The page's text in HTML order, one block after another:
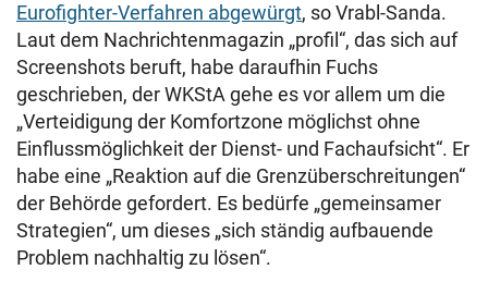
Eurofighter-Verfahren abgewürgt, so Vrabl-Sanda.
Laut dem Nachrichtenmagazin „profil“, das sich auf
Screenshots beruft, habe daraufhin Fuchs
geschrieben, der WKStA gehe es vor allem um die
„Verteidigung der Komfortzone möglichst ohne
Einflussmöglichkeit der Dienst- und Fachaufsicht“. Er
habe eine „Reaktion auf die Grenzüberschreitungen“
der Behörde gefordert. Es bedürfe „gemeinsamer
Strategien“, um dieses „sich ständig aufbauende
Problem nachhaltig zu lösen“.